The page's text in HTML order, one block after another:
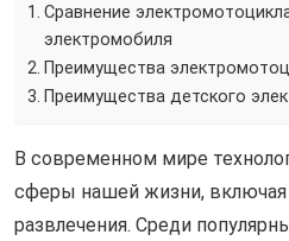
Сравнение
электромобиля
Преимущества
Преимущества детского
В современном мире
сферы нашей жизни, включая
развлечения. Среди